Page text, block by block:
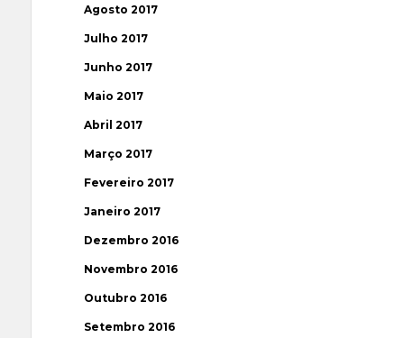
Agosto 2017
Julho 2017
Junho 2017
Maio 2017
Abril 2017
Março 2017
Fevereiro 2017
Janeiro 2017
Dezembro 2016
Novembro 2016
Outubro 2016
Setembro 2016